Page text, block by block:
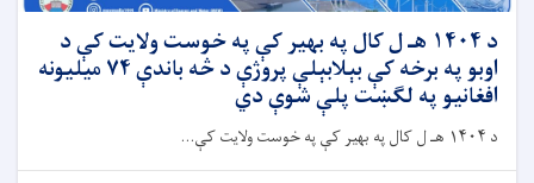
د ۱۴۰۴ هـ ل کال په بهیر کې په خوست ولایت کې د
اوبو په برخه کې بېلابېلې پروژې د څه باندې ۷۴ میلیونه
افغانیو په لګښت پلې شوې دي
د ۱۴۰۴ هـ ل کال په بهیر کې په خوست ولایت کې...